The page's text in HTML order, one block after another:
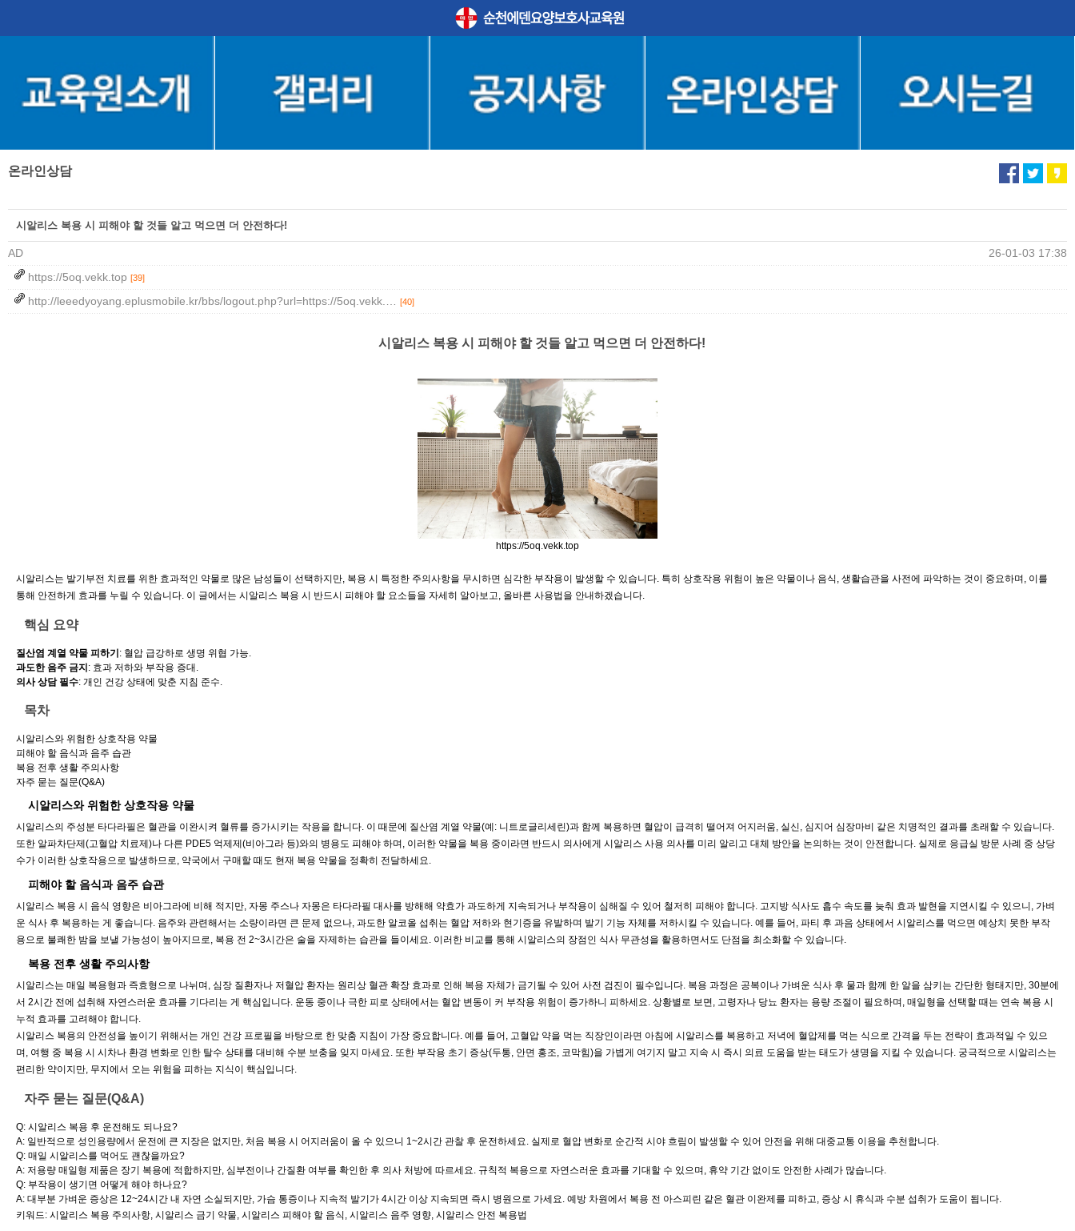
온라인상담
시알리스 복용 시 피해야 할 것들 알고 먹으면 더 안전하다!
AD
26-01-03 17:38
https://5oq.vekk.top [39]
http://leeedyoyang.eplusmobile.kr/bbs/logout.php?url=https://5oq.vekk.… [40]
시알리스 복용 시 피해야 할 것들 알고 먹으면 더 안전하다!
https://5oq.vekk.top
시알리스는 발기부전 치료를 위한 효과적인 약물로 많은 남성들이 선택하지만, 복용 시 특정한 주의사항을 무시하면 심각한 부작용이 발생할 수 있습니다. 특히 상호작용 위험이 높은 약물이나 음식, 생활습관을 사전에 파악하는 것이 중요하며, 이를
통해 안전하게 효과를 누릴 수 있습니다. 이 글에서는 시알리스 복용 시 반드시 피해야 할 요소들을 자세히 알아보고, 올바른 사용법을 안내하겠습니다.
핵심 요약
질산염 계열 약물 피하기 : 혈압 급강하로 생명 위협 가능.
과도한 음주 금지 : 효과 저하와 부작용 증대.
의사 상담 필수: 개인 건강 상태에 맞춘 지침 준수.
목차
시알리스와 위험한 상호작용 약물
피해야 할 음식과 음주 습관
복용 전후 생활 주의사항
자주 묻는 질문(Q&A)
시알리스와 위험한 상호작용 약물
시알리스의 주성분 타다라필은 혈관을 이완시켜 혈류를 증가시키는 작용을 합니다. 이 때문에 질산염 계열 약물(예: 니트로글리세린)과 함께 복용하면 혈압이 급격히 떨어져 어지러움, 실신, 심지어 심장마비 같은 치명적인 결과를 초래할 수 있습니다.
또한 알파차단제(고혈압 치료제)나 다른 PDE5 억제제(비아그라 등)와의 병용도 피해야 하며, 이러한 약물을 복용 중이라면 반드시 의사에게 시알리스 사용 의사를 미리 알리고 대체 방안을 논의하는 것이 안전합니다. 실제로 응급실 방문 사례 중 상당
수가 이러한 상호작용으로 발생하므로, 약국에서 구매할 때도 현재 복용 약물을 정확히 전달하세요.
피해야 할 음식과 음주 습관
시알리스 복용 시 음식 영향은 비아그라에 비해 적지만, 자몽 주스나 자몽은 타다라필 대사를 방해해 약효가 과도하게 지속되거나 부작용이 심해질 수 있어 철저히 피해야 합니다. 고지방 식사도 흡수 속도를 늦춰 효과 발현을 지연시킬 수 있으니, 가벼
운 식사 후 복용하는 게 좋습니다. 음주와 관련해서는 소량이라면 큰 문제 없으나, 과도한 알코올 섭취는 혈압 저하와 현기증을 유발하며 발기 기능 자체를 저하시킬 수 있습니다. 예를 들어, 파티 후 과음 상태에서 시알리스를 먹으면 예상치 못한 부작
용으로 불쾌한 밤을 보낼 가능성이 높아지므로, 복용 전 2~3시간은 술을 자제하는 습관을 들이세요. 이러한 비교를 통해 시알리스의 장점인 식사 무관성을 활용하면서도 단점을 최소화할 수 있습니다.
복용 전후 생활 주의사항
시알리스는 매일 복용형과 즉효형으로 나뉘며, 심장 질환자나 저혈압 환자는 원리상 혈관 확장 효과로 인해 복용 자체가 금기될 수 있어 사전 검진이 필수입니다. 복용 과정은 공복이나 가벼운 식사 후 물과 함께 한 알을 삼키는 간단한 형태지만, 30분에
서 2시간 전에 섭취해 자연스러운 효과를 기다리는 게 핵심입니다. 운동 중이나 극한 피로 상태에서는 혈압 변동이 커 부작용 위험이 증가하니 피하세요. 상황별로 보면, 고령자나 당뇨 환자는 용량 조절이 필요하며, 매일형을 선택할 때는 연속 복용 시
누적 효과를 고려해야 합니다.
시알리스 복용의 안전성을 높이기 위해서는 개인 건강 프로필을 바탕으로 한 맞춤 지침이 가장 중요합니다. 예를 들어, 고혈압 약을 먹는 직장인이라면 아침에 시알리스를 복용하고 저녁에 혈압제를 먹는 식으로 간격을 두는 전략이 효과적일 수 있으
며, 여행 중 복용 시 시차나 환경 변화로 인한 탈수 상태를 대비해 수분 보충을 잊지 마세요. 또한 부작용 초기 증상(두통, 안면 홍조, 코막힘)을 가볍게 여기지 말고 지속 시 즉시 의료 도움을 받는 태도가 생명을 지킬 수 있습니다. 궁극적으로 시알리스는
편리한 약이지만, 무지에서 오는 위험을 피하는 지식이 핵심입니다.
자주 묻는 질문(Q&A)
Q: 시알리스 복용 후 운전해도 되나요?
A: 일반적으로 성인용량에서 운전에 큰 지장은 없지만, 처음 복용 시 어지러움이 올 수 있으니 1~2시간 관찰 후 운전하세요. 실제로 혈압 변화로 순간적 시야 흐림이 발생할 수 있어 안전을 위해 대중교통 이용을 추천합니다.
Q: 매일 시알리스를 먹어도 괜찮을까요?
A: 저용량 매일형 제품은 장기 복용에 적합하지만, 심부전이나 간질환 여부를 확인한 후 의사 처방에 따르세요. 규칙적 복용으로 자연스러운 효과를 기대할 수 있으며, 휴약 기간 없이도 안전한 사례가 많습니다.
Q: 부작용이 생기면 어떻게 해야 하나요?
A: 대부분 가벼운 증상은 12~24시간 내 자연 소실되지만, 가슴 통증이나 지속적 발기가 4시간 이상 지속되면 즉시 병원으로 가세요. 예방 차원에서 복용 전 아스피린 같은 혈관 이완제를 피하고, 증상 시 휴식과 수분 섭취가 도움이 됩니다.
키워드: 시알리스 복용 주의사항, 시알리스 금기 약물, 시알리스 피해야 할 음식, 시알리스 음주 영향, 시알리스 안전 복용법